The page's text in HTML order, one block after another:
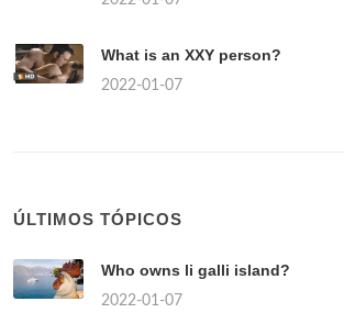
What is an XXY person?
2022-01-07
ÚLTIMOS TÓPICOS
Who owns li galli island?
2022-01-07